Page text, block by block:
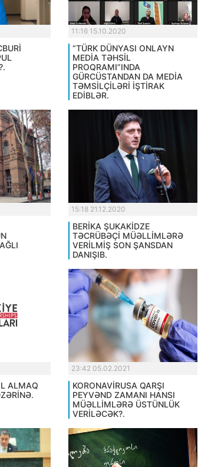
11:16 15.10.2020
“TÜRK DÜNYASI ONLAYN
MEDİA TƏHSİL
PROQRAMI”INDA
GÜRCÜSTANDAN DA MEDİA
TƏMSİLÇİLƏRİ İŞTİRAK
EDİBLƏR.
15:18 21.12.2020
BERİKA ŞUKAKİDZE
TƏCRÜBƏÇİ MÜƏLLİMLƏRƏ
VERİLMİŞ SON ŞANSDAN
DANIŞIB.
ALMAQ
23:42 05.02.2021
KORONAVİRUSA QARŞI
PEYVƏND ZAMANI HANSI
MÜƏLLİMLƏRƏ ÜSTÜNLÜK
VERİLƏCƏK?.